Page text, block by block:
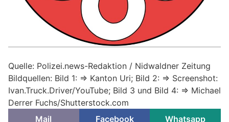
Quelle: Polizei.news-Redaktion / Nidwaldner Zeitung
Bildquellen: Bild 1: => Kanton Uri; Bild 2: => Screenshot:
Ivan.Truck.Driver/YouTube; Bild 3 und Bild 4: => Michael
Derrer Fuchs/Shutterstock.com
Mail
Facebook Whatsapp